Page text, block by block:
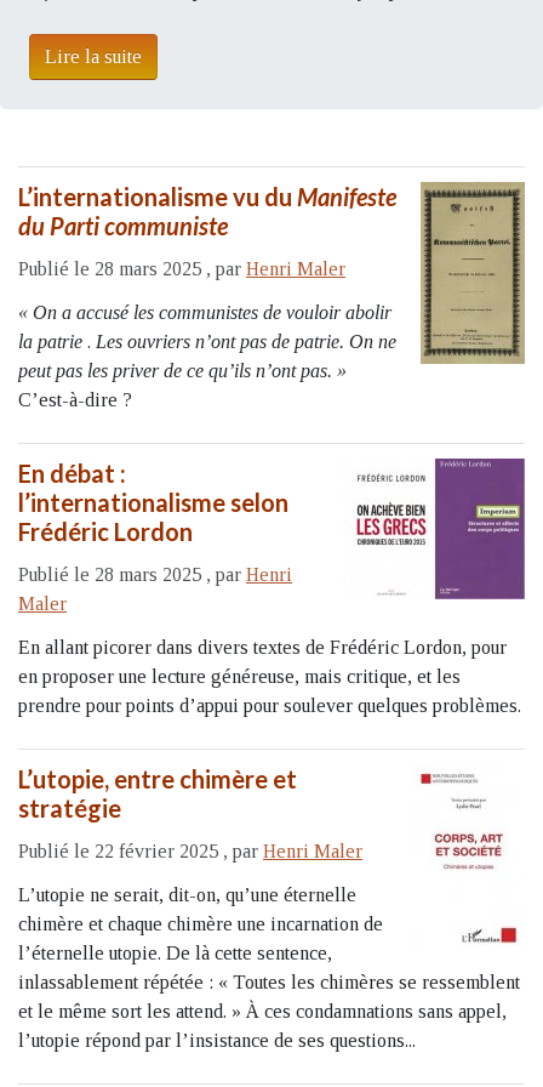
Lire la suite
L’internationalisme vu du Manifeste
du Parti communiste
Publié le 28 mars 2025 , par Henri Maler
« On a accusé les communistes de vouloir abolir
la patrie . Les ouvriers n’ont pas de patrie. On ne
peut pas les priver de ce qu’ils n’ont pas. »
C’est-à-dire ?
En débat :
l’internationalisme selon
Frédéric Lordon
Publié le 28 mars 2025 , par Henri
Maler
En allant picorer dans divers textes de Frédéric Lordon, pour
en proposer une lecture généreuse, mais critique, et les
prendre pour points d’appui pour soulever quelques problèmes.
L’utopie, entre chimère et
stratégie
Publié le 22 février 2025 , par Henri Maler
L’utopie ne serait, dit-on, qu’une éternelle
chimère et chaque chimère une incarnation de
l’éternelle utopie. De là cette sentence,
inlassablement répétée : « Toutes les chimères se ressemblent
et le même sort les attend. » À ces condamnations sans appel,
l’utopie répond par l’insistance de ses questions...